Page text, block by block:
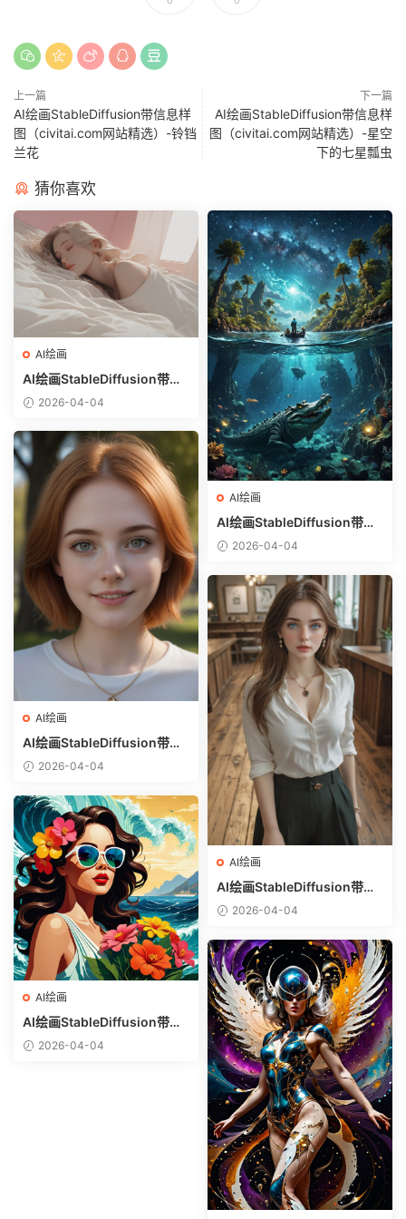
上一篇
AI绘画StableDiffusion带信息样
图（civitai.com网站精选）-铃铛
兰花
下一篇
AI绘画StableDiffusion带信息样
图（civitai.com网站精选）-星空
下的七星瓢虫
猜你喜欢
AI绘画
AI绘画StableDiffusion带信
息样图（civitai.com网站精
2026-04-04
AI绘画
AI绘画StableDiffusion带信
息样图（civitai.com网站精
2026-04-04
AI绘画
AI绘画StableDiffusion带信
息样图（civitai.com网站精
2026-04-04
AI绘画
AI绘画StableDiffusion带信
息样图（civitai.com网站精
2026-04-04
AI绘画
AI绘画StableDiffusion带信
息样图（civitai.com网站精
2026-04-04